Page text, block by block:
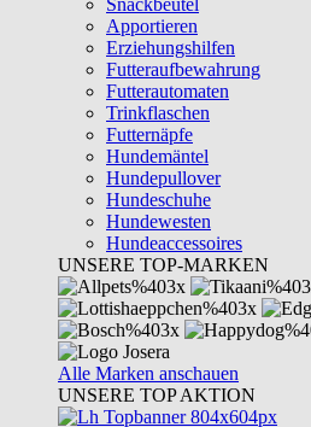
Snackbeutel
Apportieren
Erziehungshilfen
Futteraufbewahrung
Futterautomaten
Trinkflaschen
Futternäpfe
Hundemäntel
Hundepullover
Hundeschuhe
Hundewesten
Hundeaccessoires
UNSERE TOP-MARKEN
Alle Marken anschauen
UNSERE TOP AKTION